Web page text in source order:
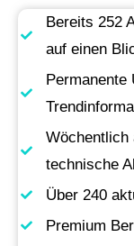
Bereits 252
auf einen
Permanente
Wöchentlich
technische
Über 240
Premium